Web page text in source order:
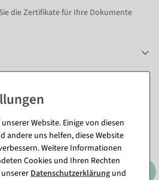
die Zertifikate für Ihre Dokumente
Website. Einige von diesen
andere uns helfen, diese Website
Weitere Informationen
Cookies und Ihren Rechten
Daten­schutz­erklärung und